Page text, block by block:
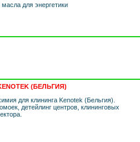
для энергетики
(БЕЛЬГИЯ)
для клининга Kenotek (Бельгия).
детейлинг центров, клининговых